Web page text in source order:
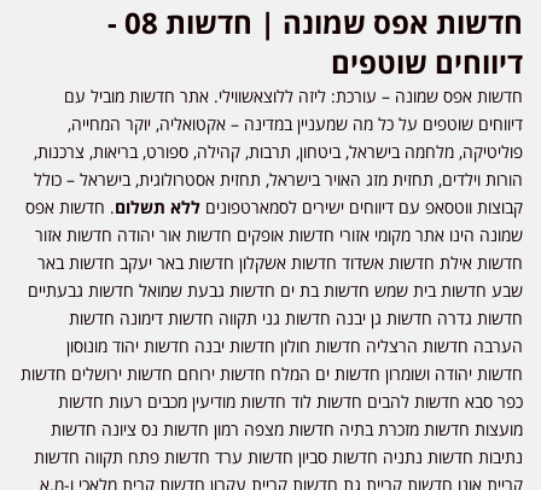
חדשות אפס שמונה | חדשות 08 -
דיווחים שוטפים
חדשות אפס שמונה – עורכת: ליזה ללוצאשווילי. אתר חדשות מוביל עם
דיווחים שוטפים על כל מה שמעניין במדינה – אקטואליה, יוקר המחייה,
פוליטיקה, מלחמה בישראל, ביטחון, תרבות, קהילה, ספורט, בריאות, צרכנות,
הורות וילדים, תחזית מזג האויר בישראל, תחזית אסטרולוגית, בישראל – כולל
קבוצות ווטסאפ עם דיווחים ישירים לסמארטפונים ללא תשלום. חדשות אפס
שמונה הינו אתר מקומי אזורי חדשות אופקים חדשות אור יהודה חדשות אזור
חדשות אילת חדשות אשדוד חדשות אשקלון חדשות באר יעקב חדשות באר
שבע חדשות בית שמש חדשות בת ים חדשות גבעת שמואל חדשות גבעתיים
חדשות גדרה חדשות גן יבנה חדשות גני תקווה חדשות דימונה חדשות
הערבה חדשות הרצליה חדשות חולון חדשות יבנה חדשות יהוד מונוסון
חדשות יהודה ושומרון חדשות ים המלח חדשות ירוחם חדשות ירושלים חדשות
כפר סבא חדשות להבים חדשות לוד חדשות מודיעין מכבים רעות חדשות
מועצות חדשות מזכרת בתיה חדשות מצפה רמון חדשות נס ציונה חדשות
נתיבות חדשות נתניה חדשות סביון חדשות ערד חדשות פתח תקווה חדשות
קריית אונו חדשות קריית גת חדשות קריית עקרון חדשות קרית מלאכי ו-מ.א